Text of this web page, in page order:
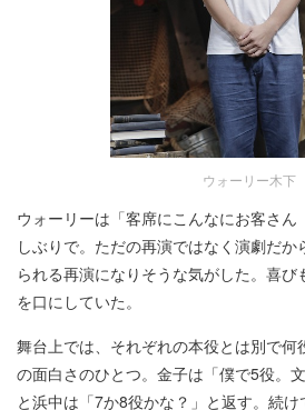
ウォーリー木下
ウォーリーは「客席にこんなにお客さん
しぶりで。ただの再演ではなく演劇だか
られる再演になりそうな気がした。喜び
を口にしていた。
舞台上では、それぞれの本役とは別で何
の面白さのひとつ。金子は「僕で5役。
と浜中は「7か8役かな？」と返す。続け